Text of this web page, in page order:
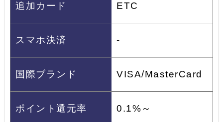
追加カード ETC
スマホ決済 -
国際ブランド VISA/MasterCard
ポイント還元率 0.1%～